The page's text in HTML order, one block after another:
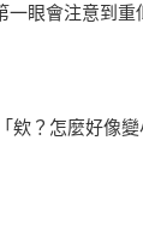
眼會注意到重
？怎麼好像